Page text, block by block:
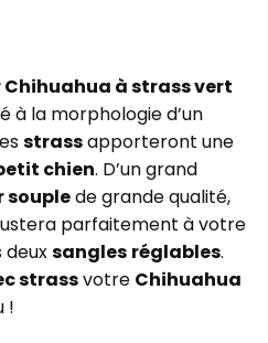
à strass vert
la morphologie d’un
strassapporteront une
chien. D’un grand
souplede grande qualité,
parfaitement à votre
sangles réglables.
strassvotre Chihuahua
!